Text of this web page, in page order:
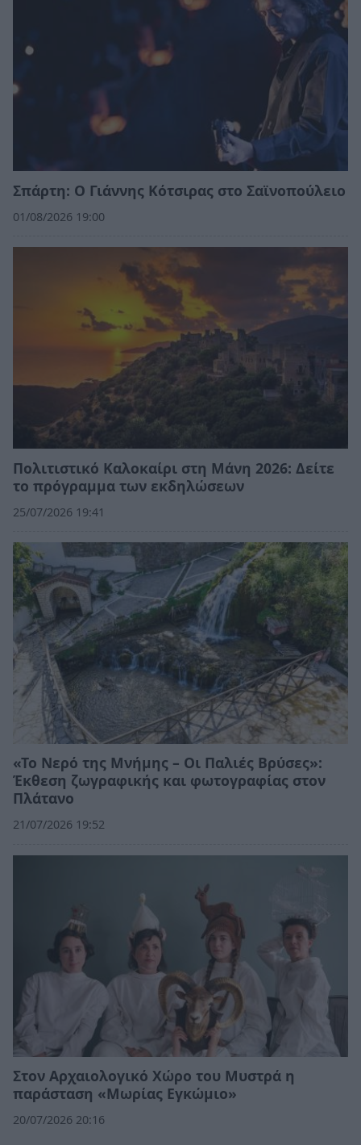
Σπάρτη: Ο Γιάννης Κότσιρας στο Σαϊνοπούλειο
01/08/2026 19:00
Πολιτιστικό Καλοκαίρι στη Μάνη 2026: Δείτε
το πρόγραμμα των εκδηλώσεων
25/07/2026 19:41
«Το Νερό της Μνήμης – Οι Παλιές Βρύσες»:
Έκθεση ζωγραφικής και φωτογραφίας στον
Πλάτανο
21/07/2026 19:52
Στον Αρχαιολογικό Χώρο του Μυστρά η
παράσταση «Μωρίας Εγκώμιο»
20/07/2026 20:16